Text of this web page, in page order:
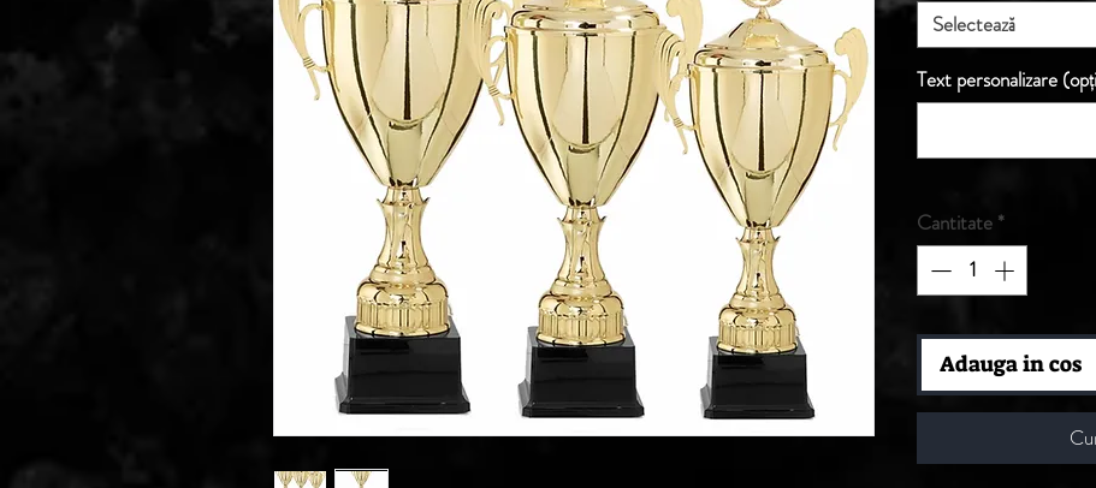
Selectează
Text personalizare
Cantitate *
Adauga in cos